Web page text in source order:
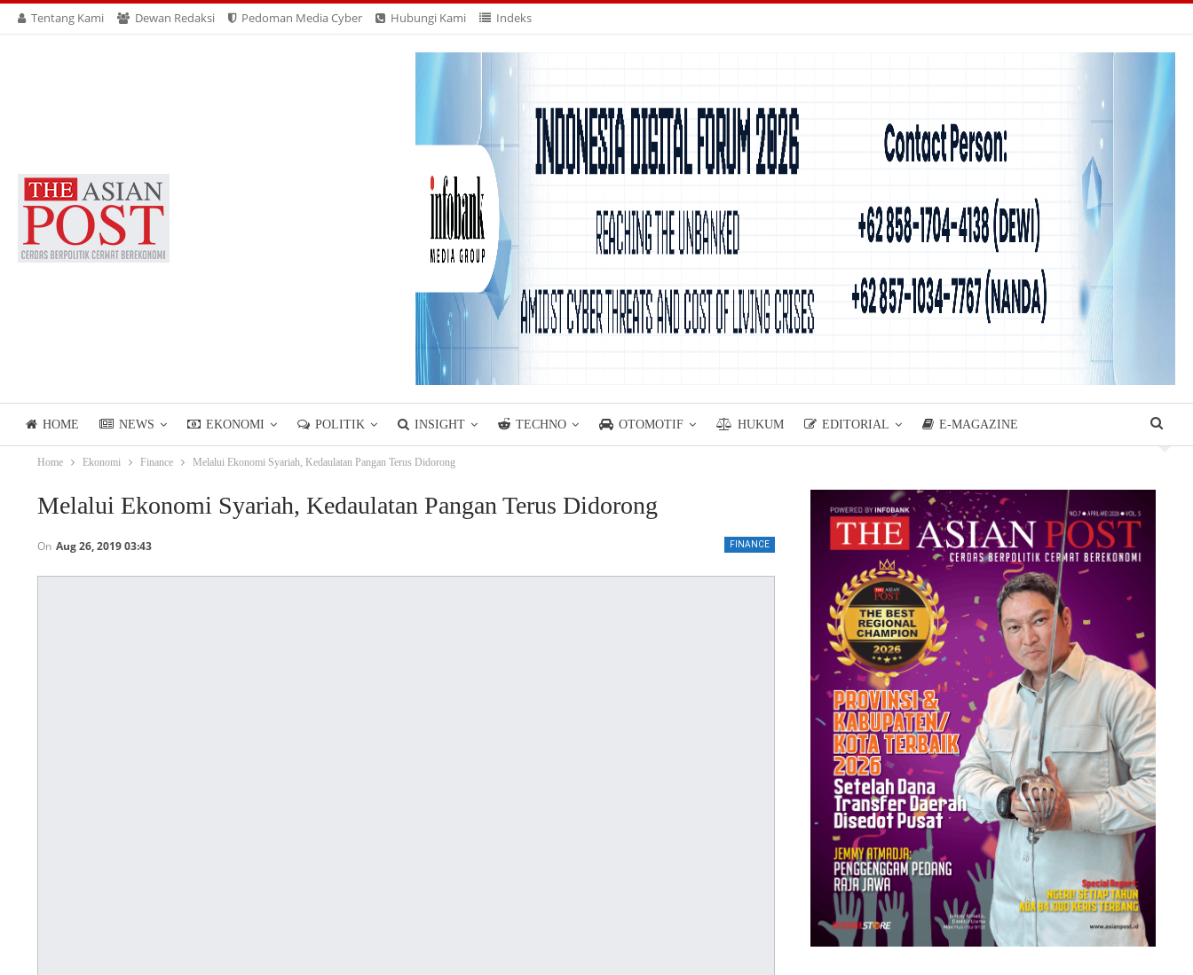
Tentang Kami Dewan Redaksi Pedoman Media Cyber Hubungi Kami Indeks
HOME NEWS EKONOMI POLITIK INSIGHT TECHNO OTOMOTIF HUKUM EDITORIAL E-MAGAZINE
LIFESTYLE ASIANPOSTTV
Home Ekonomi Finance Melalui Ekonomi Syariah, Kedaulatan Pangan Terus Didorong
Melalui Ekonomi Syariah, Kedaulatan Pangan Terus Didorong
FINANCE
On Aug 26, 2019 03:43